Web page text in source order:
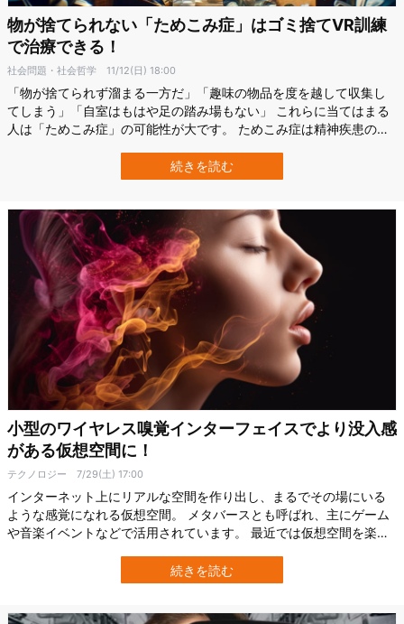
物が捨てられない「ためこみ症」はゴミ捨てVR訓練
で治療できる！
社会問題・社会哲学 11/12(日) 18:00
「物が捨てられず溜まる一方だ」「趣味の物品を度を越して収集し
てしまう」「自室はもはや足の踏み場もない」 これらに当てはまる
人は「ためこみ症」の可能性が大です。 ためこみ症は精神疾患の一
題を起こすリスクが高くなります。 日本でもよく「ゴミ屋敷」など
と称してテレビで扱われたりと、ためこみ症を抱える人は少なくあ
続きを読む
小型のワイヤレス嗅覚インターフェイスでより没入感
がある仮想空間に！
テクノロジー 7/29(土) 17:00
インターネット上にリアルな空間を作り出し、まるでその場にいる
ような感覚になれる仮想空間。 メタバースとも呼ばれ、主にゲーム
や音楽イベントなどで活用されています。 最近では仮想空間を楽し
り、より没入感のある仮想空間体験ができるようになりました。 た
だし、2023年7月現在一般家庭では仮想空間のニオイを感じること
続きを読む